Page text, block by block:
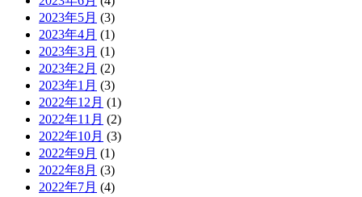
2023年5月 (3)
2023年4月 (1)
2023年3月 (1)
2023年2月 (2)
2023年1月 (3)
2022年12月 (1)
2022年11月 (2)
2022年10月 (3)
2022年9月 (1)
2022年8月 (3)
2022年7月 (4)